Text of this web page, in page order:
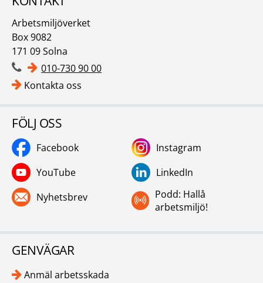
Arbetsmiljöverket
Box 9082
171 09 Solna
010-730 90 00
Kontakta oss
FÖLJ OSS
Facebook
Instagram
YouTube
LinkedIn
Nyhetsbrev
Podd: Hallå
arbetsmiljö!
GENVÄGAR
Anmäl arbetsskada